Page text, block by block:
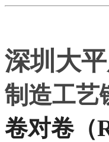
深圳大
制造工艺
卷对卷（